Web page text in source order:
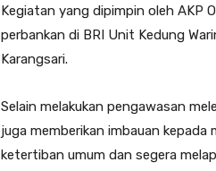
Kegiatan yang dipimpin oleh AKP
perbankan di BRI Unit Kedung
Karangsari.
Selain melakukan pengawasan
juga memberikan imbauan
ketertiban umum dan segera